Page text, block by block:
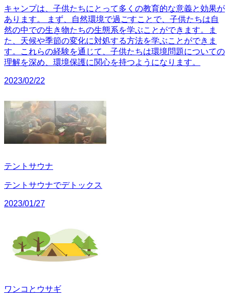
キャンプは、子供たちにとって多くの教育的な意義と効果が
あります。 まず、自然環境で過ごすことで、子供たちは自
然の中での生き物たちの生態系を学ぶことができます。ま
た、天候や季節の変化に対処する方法を学ぶことができま
す。これらの経験を通じて、子供たちは環境問題についての
理解を深め、環境保護に関心を持つようになります。
2023/02/22
テントサウナ
テントサウナでデトックス
2023/01/27
ワンコとウサギ